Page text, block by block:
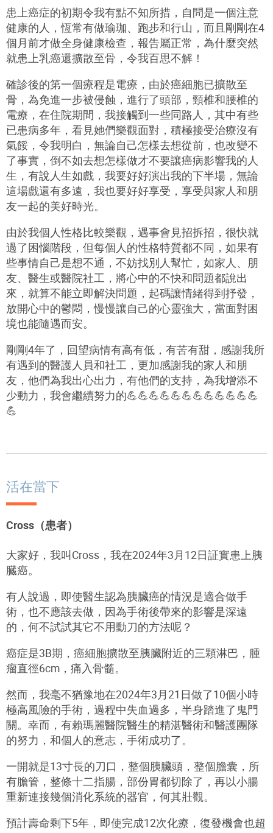
患上癌症的初期令我有點不知所措，自問是一個注意
健康的人，恆常有做瑜珈、跑步和行山，而且剛剛在4
個月前才做全身健康檢查，報告屬正常，為什麼突然
就患上乳癌還擴散至骨，令我百思不解！
確診後的第一個療程是電療，由於癌細胞已擴散至
骨，為免進一步被侵蝕，進行了頭部，頸椎和腰椎的
電療，在住院期間，我接觸到一些同路人，其中有些
已患病多年，看見她們樂觀面對，積極接受治療沒有
氣餒，令我明白，無論自己怎樣去想從前，也改變不
了事實，倒不如去想怎樣做才不要讓癌病影響我的人
生，有說人生如戲，我要好好演出我的下半場，無論
這場戲還有多遠，我也要好好享受，享受與家人和朋
友一起的美好時光。
由於我個人性格比較樂觀，遇事會見招拆招，很快就
過了困惱階段，但每個人的性格特質都不同，如果有
些事情自己是想不通，不妨找別人幫忙，如家人、朋
友、醫生或醫院社工，將心中的不快和問題都說出
來，就算不能立即解決問題，起碼讓情緒得到抒發，
放開心中的鬱悶，慢慢讓自己的心靈強大，當面對困
境也能隨遇而安。
剛剛4年了，回望病情有高有低，有苦有甜，感謝我所
有遇到的醫護人員和社工，更加感謝我的家人和朋
友，他們為我出心出力，有他們的支持，為我增添不
少動力，我會繼續努力的💪💪💪💪💪💪💪💪💪💪💪💪
💪
活在當下
Cross（患者）
大家好，我叫Cross，我在2024年3月12日証實患上胰
臓癌。
有人說過，即使醫生認為胰臟癌的情況是適合做手
術，也不應該去做，因為手術後帶來的影響是深遠
的，何不試試其它不用動刀的方法呢？
癌症是3B期，癌細胞擴散至胰臟附近的三顆淋巴，腫
瘤直徑6cm，痛入⻣髓。
然而，我毫不猶豫地在2024年3月21日做了10個小時
極高風險的手術，過程中失血過多，半身踏進了鬼門
關。幸而，有賴瑪麗醫院醫生的精湛醫術和醫護團隊
的努力，和個人的意志，手術成功了。
一開就是13寸長的刀口，整個胰臟頭，整個膽囊，所
有膽管，整條十二指腸，部份胃都切除了，再以小腸
重新連接幾個消化系統的器官，何其壯觀。
預計壽命剩下5年，即使完成12次化療，復發機會也超